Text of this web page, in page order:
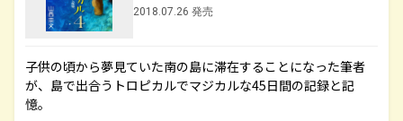
2018.07.26 発売
子供の頃から夢見ていた南の島に滞在することになった筆者
が、島で出合うトロピカルでマジカルな45日間の記録と記
憶。